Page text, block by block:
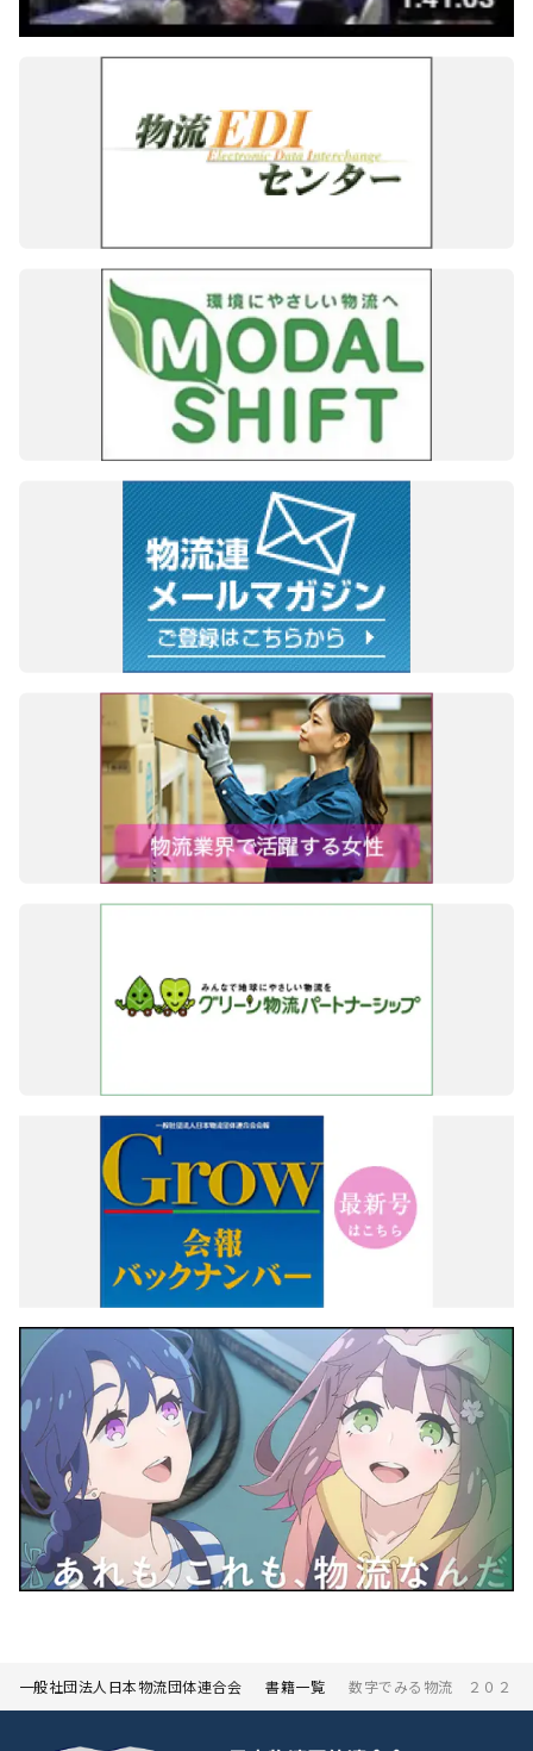
一般社団法人日本物流団体連合会 書籍一覧 数字でみる物流 ２０２４